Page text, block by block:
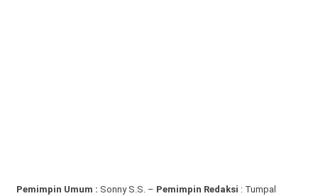
Pemimpin Umum : Sonny S.S. – Pemimpin Redaksi : Tumpal